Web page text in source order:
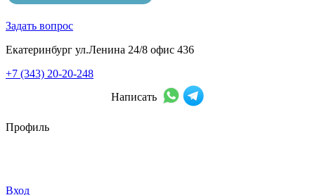
Задать вопрос
Екатеринбург ул.Ленина 24/8 офис 436
+7 (343) 20-20-248
Написать
Профиль
Вход